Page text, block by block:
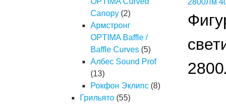
Canopy (2)
Армстронг
OPTIMA Baffle /
Baffle Curves (5)
Албес Sound Prof
(13)
Рокфон Эклипс (8)
Грильято (55)